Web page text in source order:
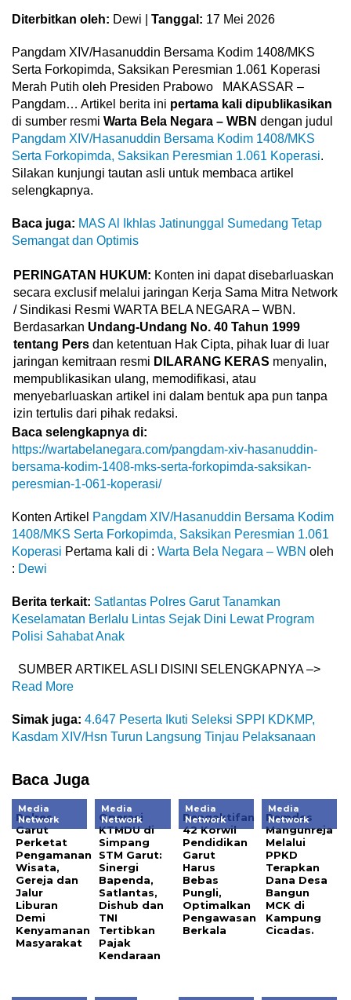
Diterbitkan oleh: Dewi | Tanggal: 17 Mei 2026
Pangdam XIV/Hasanuddin Bersama Kodim 1408/MKS
Serta Forkopimda, Saksikan Peresmian 1.061 Koperasi
Merah Putih oleh Presiden Prabowo MAKASSAR –
Pangdam… Artikel berita ini pertama kali dipublikasikan
di sumber resmi Warta Bela Negara – WBN dengan judul
Pangdam XIV/Hasanuddin Bersama Kodim 1408/MKS
Serta Forkopimda, Saksikan Peresmian 1.061 Koperasi.
Silakan kunjungi tautan asli untuk membaca artikel
selengkapnya.
Baca juga: MAS Al Ikhlas Jatinunggal Sumedang Tetap
Semangat dan Optimis
PERINGATAN HUKUM: Konten ini dapat disebarluaskan
secara exclusif melalui jaringan Kerja Sama Mitra Network
/ Sindikasi Resmi WARTA BELA NEGARA – WBN.
Berdasarkan Undang-Undang No. 40 Tahun 1999
tentang Pers dan ketentuan Hak Cipta, pihak luar di luar
jaringan kemitraan resmi DILARANG KERAS menyalin,
mempublikasikan ulang, memodifikasi, atau
menyebarluaskan artikel ini dalam bentuk apa pun tanpa
izin tertulis dari pihak redaksi.
Baca selengkapnya di:
https://wartabelanegara.com/pangdam-xiv-hasanuddin-
bersama-kodim-1408-mks-serta-forkopimda-saksikan-
peresmian-1-061-koperasi/
Konten Artikel Pangdam XIV/Hasanuddin Bersama Kodim
1408/MKS Serta Forkopimda, Saksikan Peresmian 1.061
Koperasi Pertama kali di : Warta Bela Negara – WBN oleh
: Dewi
Berita terkait: Satlantas Polres Garut Tanamkan
Keselamatan Berlalu Lintas Sejak Dini Lewat Program
Polisi Sahabat Anak
SUMBER ARTIKEL ASLI DISINI SELENGKAPNYA –>
Read More
Simak juga: 4.647 Peserta Ikuti Seleksi SPPI KDKMP,
Kasdam XIV/Hsn Turun Langsung Tinjau Pelaksanaan
Baca Juga
Media
Network
Polres
Garut
Perketat
Pengamanan
Wisata,
Gereja dan
Jalur
Liburan
Demi
Kenyamanan
Masyarakat
Media
Network
Operasi
KTMDU di
Simpang
STM Garut:
Sinergi
Bapenda,
Satlantas,
Dishub dan
TNI
Tertibkan
Pajak
Kendaraan
Media
Network
Pengaktifan
42 Korwil
Pendidikan
Garut
Harus
Bebas
Pungli,
Optimalkan
Pengawasan
Berkala
Media
Network
Pemdes
Mangunreja
Melalui
PPKD
Terapkan
Dana Desa
Bangun
MCK di
Kampung
Cicadas.